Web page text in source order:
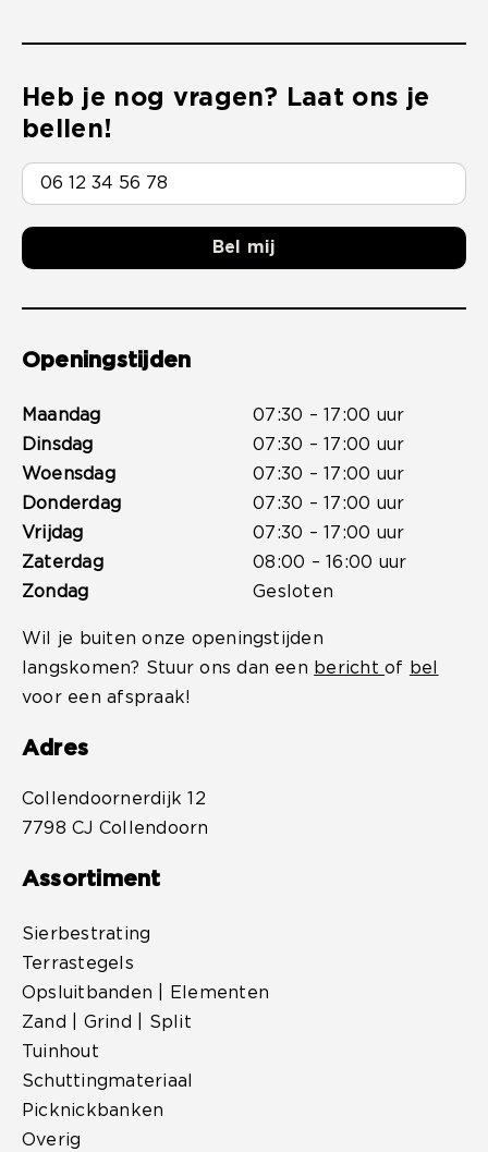
Heb je nog vragen? Laat ons je
bellen!
Bel mij
Openingstijden
Maandag
Dinsdag
Woensdag
Donderdag
Vrijdag
Zaterdag
Zondag
07:30 – 17:00 uur
07:30 – 17:00 uur
07:30 – 17:00 uur
07:30 – 17:00 uur
07:30 – 17:00 uur
08:00 – 16:00 uur
Gesloten
Wil je buiten onze openingstijden
langskomen? Stuur ons dan een berichtof
bel
voor een afspraak!
Adres
Collendoornerdijk 12
7798 CJ Collendoorn
Assortiment
Sierbestrating
Terrastegels
Opsluitbanden | Elementen
Zand | Grind | Split
Tuinhout
Schuttingmateriaal
Picknickbanken
Overig